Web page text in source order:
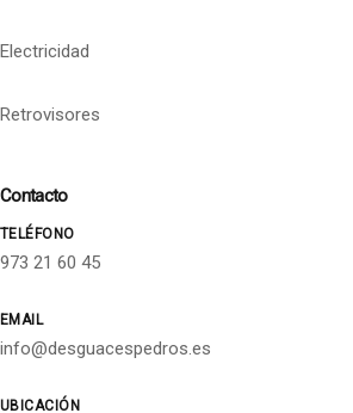
Electricidad
Retrovisores
Contacto
TELÉFONO
973 21 60 45
EMAIL
info@desguacespedros.es
UBICACIÓN